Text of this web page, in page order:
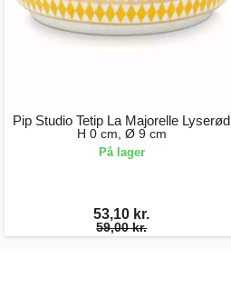
Pip Studio Tetip La Majorelle Lyserød
H 0 cm, Ø 9 cm
På lager
53,10 kr.
59,00 kr.